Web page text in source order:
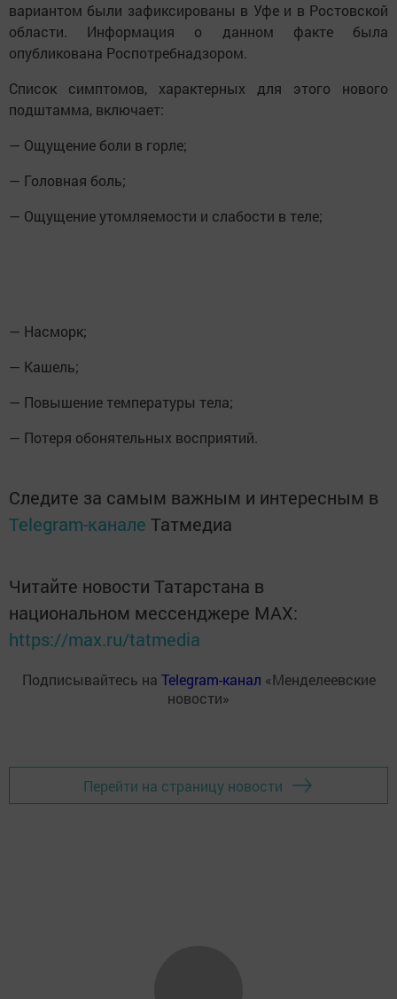
вариантом были зафиксированы в Уфе и в Ростовской
области. Информация о данном факте была
опубликована Роспотребнадзором.
Список симптомов, характерных для этого нового
подштамма, включает:
— Ощущение боли в горле;
— Головная боль;
— Ощущение утомляемости и слабости в теле;
— Насморк;
— Кашель;
— Повышение температуры тела;
— Потеря обонятельных восприятий.
Следите за самым важным и интересным в
Telegram-канале Татмедиа
Читайте новости Татарстана в
национальном мессенджере MАХ:
https://max.ru/tatmedia
Подписывайтесь на Telegram-канал «Менделеевские
новости»
Перейти на страницу новости